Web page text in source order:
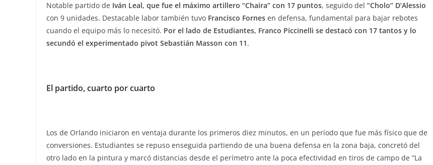
Notable partido de Iván Leal, que fue el máximo artillero “Chaira” con 17 puntos, seguido del “Cholo” D’Alessio
con 9 unidades. Destacable labor también tuvo Francisco Fornes en defensa, fundamental para bajar rebotes
cuando el equipo más lo necesitó. Por el lado de Estudiantes, Franco Piccinelli se destacó con 17 tantos y lo
secundó el experimentado pivot Sebastián Masson con 11.
El partido, cuarto por cuarto
Los de Orlando iniciaron en ventaja durante los primeros diez minutos, en un período que fue más físico que de
conversiones. Estudiantes se repuso enseguida partiendo de una buena defensa en la zona baja, concretó del
otro lado en la pintura y marcó distancias desde el perímetro ante la poca efectividad en tiros de campo de “La